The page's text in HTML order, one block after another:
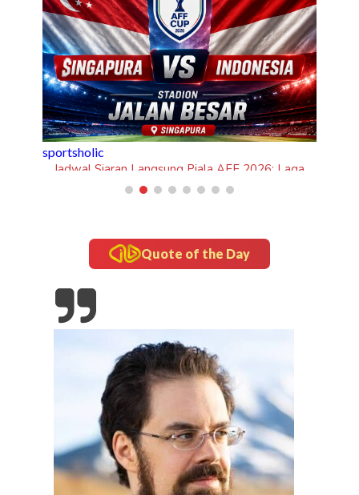
5 Fakta Unik Kerak Telor, Kuliner Legendaris Khas
Betawi
Quote of the Day